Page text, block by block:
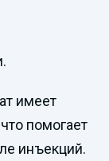
имеет
помогает
инъекций.